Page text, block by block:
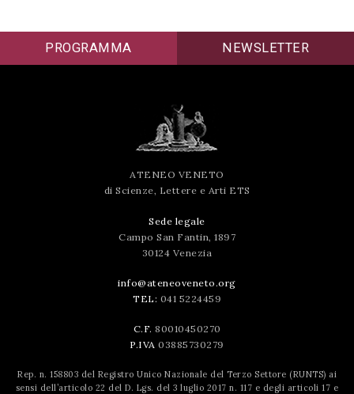
PROGRAMMA NEWSLETTER
ATENEO VENETO
di Scienze, Lettere e Arti ETS
Sede legale
Campo San Fantin, 1897
30124 Venezia
info@ateneoveneto.org
TEL: 041 5224459
C.F. 80010450270
P.IVA 03885730279
Rep. n. 158803 del Registro Unico Nazionale del Terzo Settore (RUNTS) ai
sensi dell’articolo 22 del D. Lgs. del 3 luglio 2017 n. 117 e degli articoli 17 e